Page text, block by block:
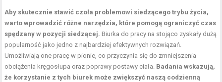
Aby skutecznie stawić czoła problemowi siedzącego trybu życia,
warto wprowadzić różne narzędzia, które pomogą ograniczyć czas
spędzany w pozycji siedzącej. Biurka do pracy na stojąco zyskały dużą
popularność jako jedno z najbardziej efektywnych rozwiązań.
Umożliwiają one pracę w pionie, co przyczynia się do zmniejszenia
obciążenia kręgosłupa oraz poprawy postawy ciała. Badania wskazują,
że korzystanie z tych biurek może zwiększyć naszą codzienną